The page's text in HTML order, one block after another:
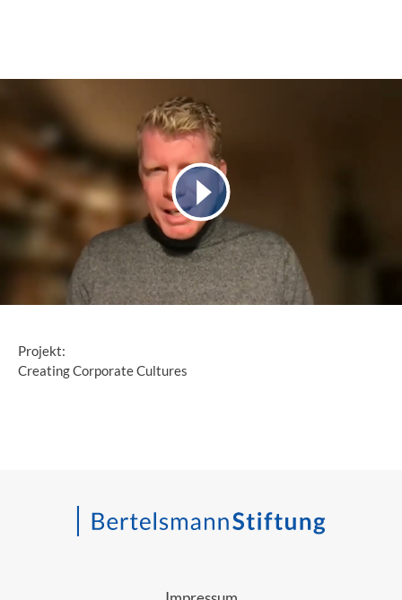
Projekt:
Creating Corporate Cultures